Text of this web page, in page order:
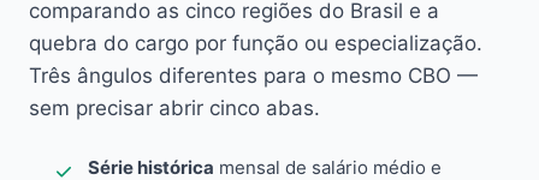
comparando as cinco regiões do Brasil e a
quebra do cargo por função ou especialização.
Três ângulos diferentes para o mesmo CBO —
sem precisar abrir cinco abas.
Série histórica mensal de salário médio e